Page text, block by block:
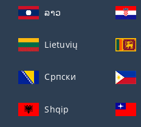
ລາວ
Lietuvių
Српски
Shqip